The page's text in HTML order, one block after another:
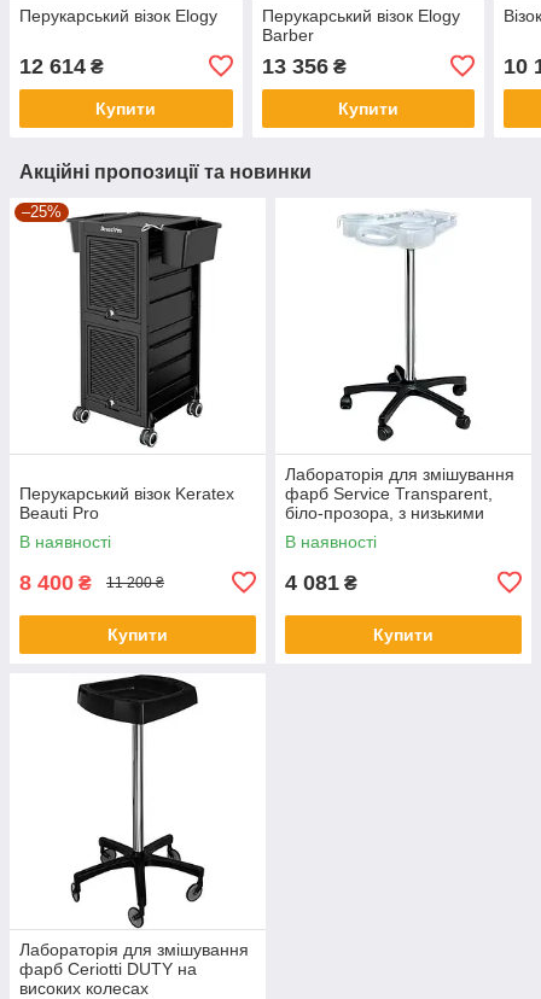
Перукарський візок Elogy
12 614 ₴
Купити
Перукарський візок Elogy
Barber
13 356₴
Купити
10
Акційні пропозиції та новинки
–25%
Перукарський візок Keratex
Beauti Pro
В наявності
8 400 ₴ 11 200 ₴
Купити
Лабораторія для змішування
фарб Service Transparent,
біло-прозора, з низькими
колесами
В наявності
4 081 ₴
Купити
Лабораторія для змішування
фарб Ceriotti DUTY на
високих колесах